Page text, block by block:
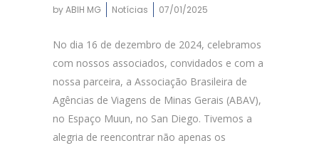
byABIH MG Notícias 07/01/2025
No dia 16 de dezembro de 2024, celebramos
com nossos associados, convidados e com a
nossa parceira, a Associação Brasileira de
Agências de Viagens de Minas Gerais (ABAV),
no Espaço Muun, no San Diego. Tivemos a
alegria de reencontrar não apenas os